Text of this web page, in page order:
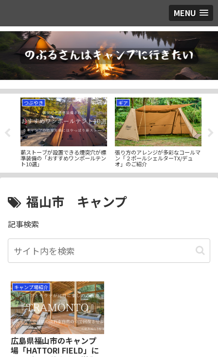
MENU
つぶやき
薪ストーブが設置できる煙突穴が標
準装備の「おすすめワンポールテン
ト10選」
ギア
張り方のアレンジが多彩なコールマ
ン「２ポールシェルターTX/デュ
オ」のご紹介
福山市 キャンプ
記事検索
キャンプ場紹介
広島県福山市のキャンプ
場「HATTORI FIELD」に